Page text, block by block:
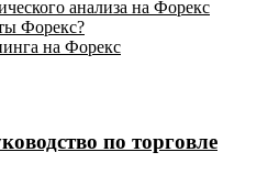
анализа на Форекс
Форекс?
на Форекс
по торговле